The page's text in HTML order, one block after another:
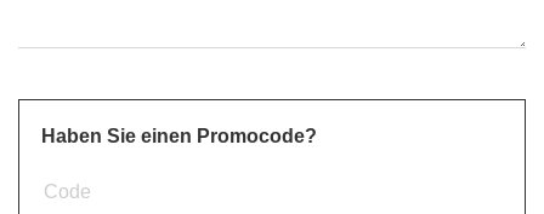
Haben Sie einen Promocode?